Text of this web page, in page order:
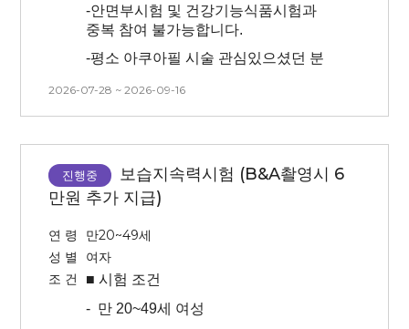
-최근 3개월 이내 피부과 시술한 분은
참여 어렵습니다.
(3개월 이내 피부과 시술하신 분의
가능여부 전달드릴 수 있습니다.)
예민하다고 생각되는 분은
피해주세요!
/치아 보철물이 있는 경우 개인에 따라
시술 시 통증이 더 있으실 수 있습니다.
-추후 측정시 사용된 이미지 초상권
동의하는 자
안약 사용 불가합니다
-센터 내 대기 시간 동안은 시술 전/후
상태에서 대기가 진행됩니다.
-시술 후 시술 부위에 붓기와 멍 등의
증상이 평균 7일~10일 정도 생길 수
있고, 회복 기간은 개인에 따라 다를 수
-안면부시험 및 건강기능식품시험과
중복 참여 불가능합니다.
-평소 아쿠아필 시술 관심있으셨던 분
(물세안도 x)
-본 시험은 시술(아쿠아필) 후 시험제품
시험이므로 시술 후 후 처지(진정, 관리
등)을 진행하지 않습니다.
-초상권이 포함되어있는 시험입니다
(모집 시 셀카 보내주셔야 합니다 /
2026-07-28 ~ 2026-09-16
진행중
보습지속력시험 (B&A촬영시 6
만원 추가 지급)
연 령
만20~49세
성 별
여자
조 건
■ 시험 조건
- 만 20~49세 여성